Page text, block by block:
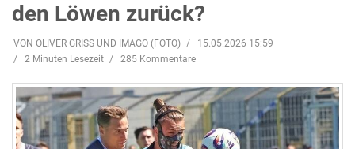
den Löwen zurück?
VON OLIVER GRISS UND IMAGO (FOTO)
15.05.2026 15:59
2 Minuten Lesezeit
285 Kommentare